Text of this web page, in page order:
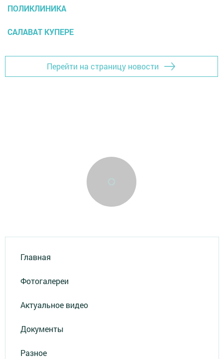
ПОЛИКЛИНИКА
САЛАВАТ КУПЕРЕ
Перейти на страницу новости
Главная
Фотогалереи
Актуальное видео
Документы
Разное